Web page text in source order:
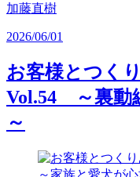
加藤直樹
2026/06/01
お客様とつく
Vol.54 ～裏動
～